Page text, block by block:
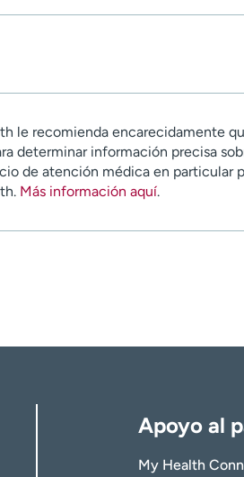
le recomienda encarecidamente
determinar información precisa
de atención médica en particular
Más información aquí.
Apoyo al
My Health